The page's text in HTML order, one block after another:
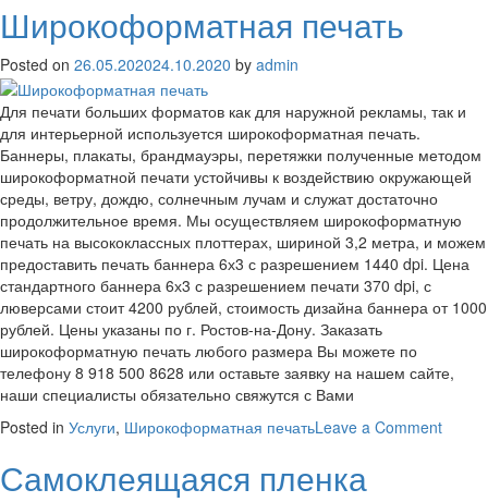
Широкоформатная печать
Posted on 26.05.202024.10.2020 by admin
Для печати больших форматов как для наружной рекламы, так и
для интерьерной используется широкоформатная печать.
Баннеры, плакаты, брандмауэры, перетяжки полученные методом
широкоформатной печати устойчивы к воздействию окружающей
среды, ветру, дождю, солнечным лучам и служат достаточно
продолжительное время. Мы осуществляем широкоформатную
печать на высококлассных плоттерах, шириной 3,2 метра, и можем
предоставить печать баннера 6х3 с разрешением 1440 dpi. Цена
стандартного баннера 6х3 с разрешением печати 370 dpi, с
люверсами стоит 4200 рублей, стоимость дизайна баннера от 1000
рублей. Цены указаны по г. Ростов-на-Дону. Заказать
широкоформатную печать любого размера Вы можете по
телефону 8 918 500 8628 или оставьте заявку на нашем сайте,
наши специалисты обязательно свяжутся с Вами
Posted in Услуги, Широкоформатная печатьLeave a Commenton
Самоклеящаяся пленка